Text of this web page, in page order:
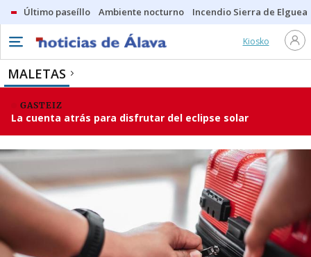
Último paseíllo Ambiente nocturno Incendio Sierra de Elguea
Kiosko
MALETAS
GASTEIZ
La cuenta atrás para disfrutar del eclipse solar